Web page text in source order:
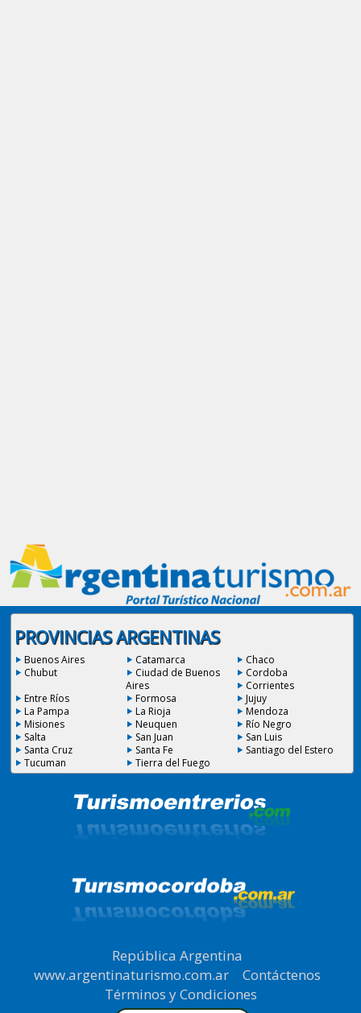
PROVINCIAS ARGENTINAS
Buenos Aires Catamarca
Chaco
Chubut
Ciudad de Buenos
Aires
Cordoba
Corrientes
Entre Ríos
Formosa
Jujuy
La Pampa
La Rioja
Mendoza
Misiones
Neuquen
Río Negro
Salta
San Juan
San Luis
Santa Cruz
Santa Fe
Santiago del Estero
Tucuman
Tierra del Fuego
República Argentina
www.argentinaturismo.com.ar| Contáctenos
Términos y Condiciones